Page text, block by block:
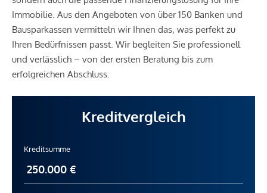
Immobilie. Aus den Angeboten von über 150 Banken und
Bausparkassen vermitteln wir Ihnen das, was perfekt zu
Ihren Bedürfnissen passt. Wir begleiten Sie professionell
und verlässlich – von der ersten Beratung bis zum
erfolgreichen Abschluss.
Kreditvergleich
Kreditsumme